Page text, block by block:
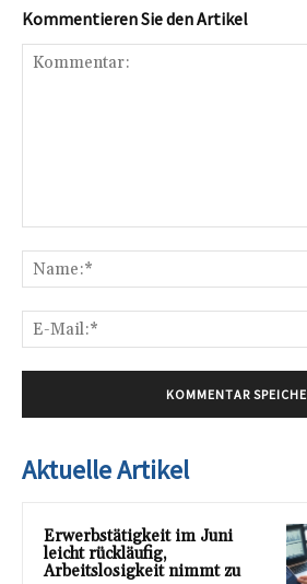
Kommentieren Sie den Artikel
Aktuelle Artikel
Erwerbstätigkeit im Juni
leicht rückläufig,
Arbeitslosigkeit nimmt zu